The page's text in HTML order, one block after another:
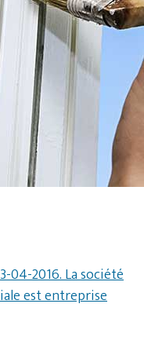
04-2016. La société
est entreprise